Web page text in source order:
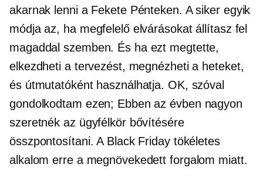
akarnak lenni a Fekete Pénteken. A siker egyik
módja az, ha megfelelő elvárásokat állítasz fel
magaddal szemben. És ha ezt megtette,
elkezdheti a tervezést, megnézheti a heteket,
és útmutatóként használhatja. OK, szóval
gondolkodtam ezen; Ebben az évben nagyon
szeretnék az ügyfélkör bővítésére
összpontosítani. A Black Friday tökéletes
alkalom erre a megnövekedett forgalom miatt.